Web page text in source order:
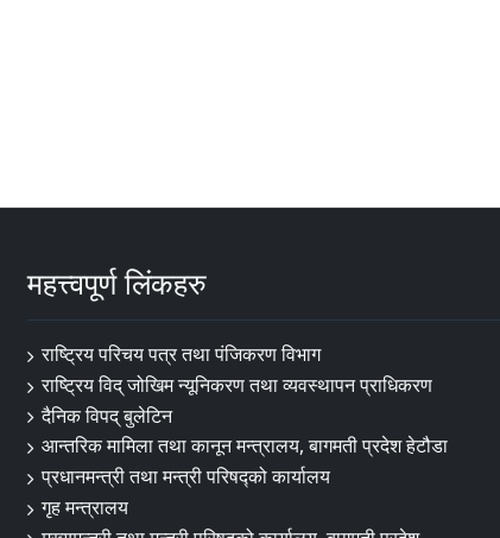
महत्त्वपूर्ण लिंकहरु
राष्ट्रिय परिचय पत्र तथा पंजिकरण विभाग
राष्ट्रिय विद् जोखिम न्यूनिकरण तथा व्यवस्थापन प्राधिकरण
दैनिक विपद् बुलेटिन
आन्तरिक मामिला तथा कानून मन्त्रालय, बागमती प्रदेश हेटौडा
प्रधानमन्त्री तथा मन्त्री परिषद्को कार्यालय
गृह मन्त्रालय